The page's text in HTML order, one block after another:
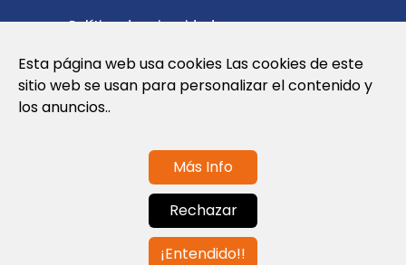
Política de privacidad
Política de cookies
Nota Legal y Condiciones de Uso de la
Contáctanos
info@globalagents.net
Esta página web usa cookies Las cookies de este
sitio web se usan para personalizar el contenido y
los anuncios..
Más Info
Rechazar
¡Entendido!!